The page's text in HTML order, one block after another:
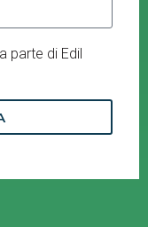
parte di Edil